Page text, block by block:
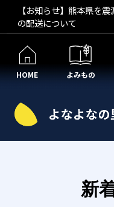
【お知らせ】熊本県を
の配送について
HOME よみもの
新